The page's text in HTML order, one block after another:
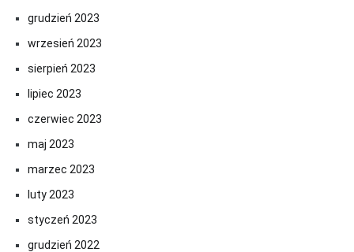
grudzień 2023
wrzesień 2023
sierpień 2023
lipiec 2023
czerwiec 2023
maj 2023
marzec 2023
luty 2023
styczeń 2023
grudzień 2022